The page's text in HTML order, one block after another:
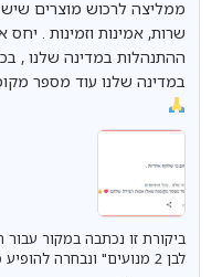
ממליצה לרכוש מוצרים
שרות, אמינות וזמינות . יחס
ההתנהלות במדינה שלנו ,
במדינה שלנו עוד מספר
ביקורת זו נכתבה במקור
לבן 2 מנועים" ונבחרה להופיע כאן.